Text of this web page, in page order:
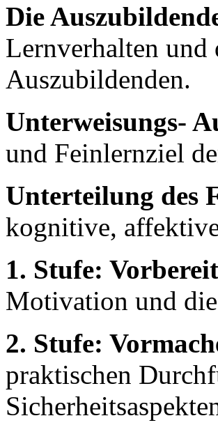
Die
Lernverhalten und
Auszubildenden.
Unterweisungs-
und Feinlernziel
Unterteilung des
kognitive,
1. Stufe:
Motivation und
2. Stufe:
praktischen